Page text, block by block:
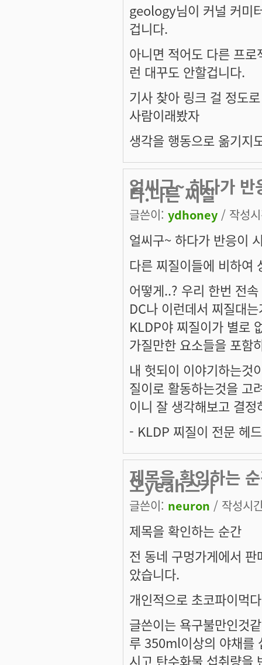
geology님이 커널 커미
겁니다.
아니면 적어도 다른 프
런 대꾸도 안할겁니다.
기사 찾아 링크 걸 정도
사람이래봤자
생각을 행동으로 옮기지
얼씨구~ 하다가
다.다른 찌질
글쓴이: ydhoney / 작성
얼씨구~ 하다가 반응이
다른 찌질이들에 비하여
어떻게..? 우리 한번 전
DC나 이런데서 찌질대
KLDP야 찌질이가 별로
가질만한 요소들을 포함
내 헛되이 이야기하는것
질이로 활동하는것을 고
이니 잘 생각해보고 결정
- KLDP 찌질이 전문 헤
제목을 확인하는
오yeah스가
글쓴이: neuron / 작성시
제목을 확인하는 순간
전 동네 구멍가게에서
았습니다.
개인적으로 초코파이먹
글쓴이는 욕구불만인것
루 350ml이상의 야채를
시고 탄수화물 섭취량을